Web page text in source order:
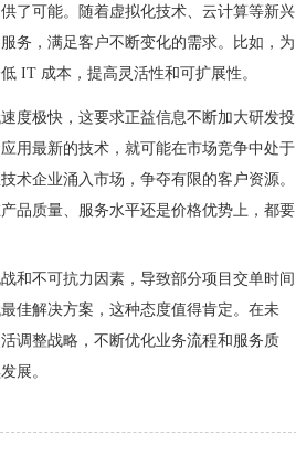
了可能。随着虚拟化技术、云计算等新兴
务，满足客户不断变化的需求。比如，为
IT 成本，提高灵活性和可扩展性。
度极快，这要求正益信息不断加大研发投
用最新的技术，就可能在市场竞争中处于
术企业涌入市场，争夺有限的客户资源。
品质量、服务水平还是价格优势上，都要
和不可抗力因素，导致部分项目交单时间
佳解决方案，这种态度值得肯定。在未
调整战略，不断优化业务流程和服务质
展。